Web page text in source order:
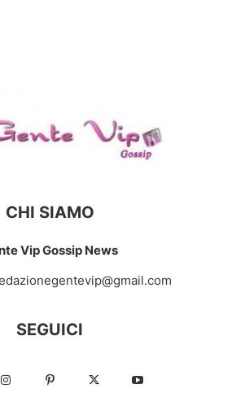
CHI SIAMO
Vip Gossip News
SEGUICI